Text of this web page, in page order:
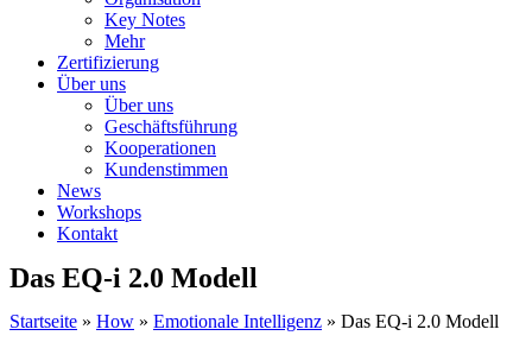
Key Notes
Mehr
Zertifizierung
Über uns
Über uns
Geschäftsführung
Kooperationen
Kundenstimmen
News
Workshops
Kontakt
Das EQ-i 2.0 Modell
Startseite » How » Emotionale Intelligenz » Das EQ-i 2.0 Modell